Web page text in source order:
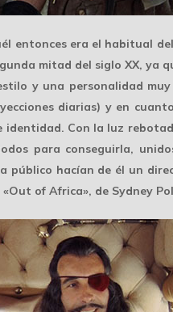
entonces era el habitual
mitad del siglo XX, ya
y una personalidad
diarias) y en
Con la luz
para conseguirla,
público hacían de él un
of Africa», de Sydney